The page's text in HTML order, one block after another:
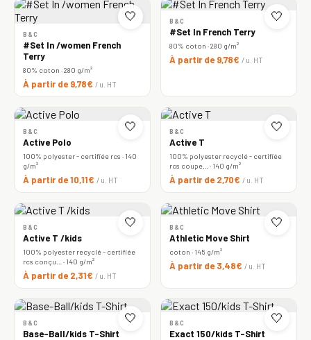
🤍
B&C
#Set In /women French
Terry
80% coton · 280 g/m²
À partir de 9,78€ / u. HT
🤍
B&C
#Set In French Terry
80% coton · 280 g/m²
À partir de 9,78€ / u. HT
🤍
B&C
Active Polo
100% polyester - certifiée rcs · 140
g/m²
À partir de 10,11€ / u. HT
🤍
B&C
Active T
100% polyester recyclé - certifiée
rcs coupe… · 140 g/m²
À partir de 2,70€ / u. HT
🤍
B&C
Active T /kids
100% polyester recyclé - certifiée
rcs conçu… · 140 g/m²
À partir de 2,31€ / u. HT
🤍
B&C
Athletic Move Shirt
coton · 145 g/m²
À partir de 3,48€ / u. HT
🤍
B&C
Base-Ball/kids T-Shirt
🤍
B&C
Exact 150/kids T-Shirt